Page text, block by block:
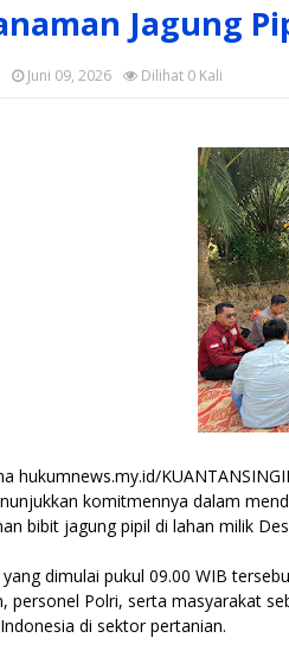
Jagung
Dilihat 0 Kali
Juni 09, 2026
hukumnews.my.id/
komitmennya dalam
bibit jagung pipil di lahan milik
dimulai pukul 09.00 WIB
personel Polri, serta masyarakat
di sektor pertanian.